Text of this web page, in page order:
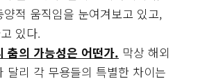
적 움직임을 눈여겨보고 있고,
있다.
춤의 가능성은 어떤가. 막상 해외
달리 각 무용들의 특별한 차이는